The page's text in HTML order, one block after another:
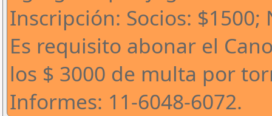
Inscripción: Socios: $1500;
Es requisito abonar el
los $ 3000 de multa por
Informes: 11-6048-6072.